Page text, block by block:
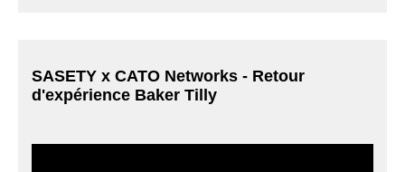
SASETY x CATO Networks - Retour
d'expérience Baker Tilly